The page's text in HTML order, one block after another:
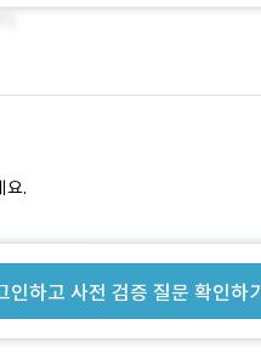
요.
인하고 사전 검증 질문 확인하기